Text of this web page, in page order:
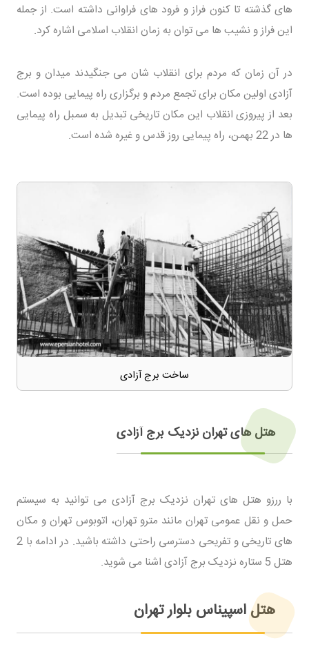
های گذشته تا کنون فراز و فرود های فراوانی داشته است. از جمله
این فراز و نشیب ها می توان به زمان انقلاب اسلامی اشاره کرد.
در آن زمان که مردم برای انقلاب شان می جنگیدند میدان و برج
آزادی اولین مکان برای تجمع مردم و برگزاری راه پیمایی بوده است.
بعد از پیروزی انقلاب این مکان تاریخی تبدیل به سمبل راه پیمایی
ها در 22 بهمن، راه پیمایی روز قدس و غیره شده است.
ساخت برج آزادی
هتل های تهران نزدیک برج آزادی
با ررزو هتل های تهران نزدیک برج آزادی می توانید به سیستم
حمل و نقل عمومی تهران مانند مترو تهران، اتوبوس تهران و مکان
های تاریخی و تفریحی دسترسی راحتی داشته باشید. در ادامه با 2
هتل 5 ستاره نزدیک برج آزادی اشنا می شوید.
هتل اسپیناس بلوار تهران